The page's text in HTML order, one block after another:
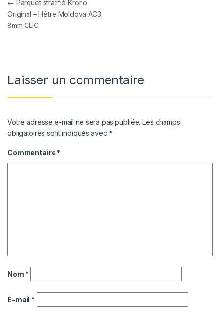
Navigation de l’article
← Parquet stratifié Krono
Original – Hêtre Moldova AC3
8mm CLIC
Laisser un commentaire
Votre adresse e-mail ne sera pas publiée. Les champs
obligatoires sont indiqués avec *
Commentaire *
Nom *
E-mail *